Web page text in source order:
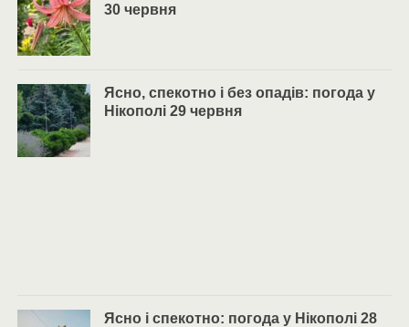
30 червня
Ясно, спекотно і без опадів: погода у
Нікополі 29 червня
Ясно і спекотно: погода у Нікополі 28